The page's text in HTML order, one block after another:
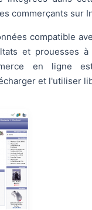
commerçants sur
compatible
et prouesses
en ligne
et l'utiliser